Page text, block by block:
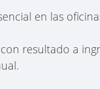
en las
resultado a